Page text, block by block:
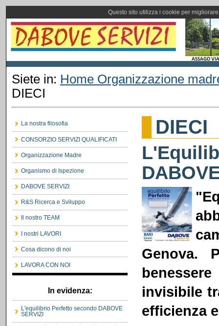
Questo sito utilizza i cookie per
Siete in: Home Organizzazione
DIECI
La nostra filosofia
CONSORZIO SERVIZI QUALIFICATI
Organizzazione Madre
Organismo di Ispezione
DABOVE SERVIZI
R&S Ricerca e Sviluppo
Il nostro TEAM
I nostri LAVORI
Cosa dicono di noi
LAVORA CON NOI
In evidenza:
L'equilibrio Perfetto secondo DABOVE
SERVIZI
DIECI
"E
Genova.
invisibile
efficienza